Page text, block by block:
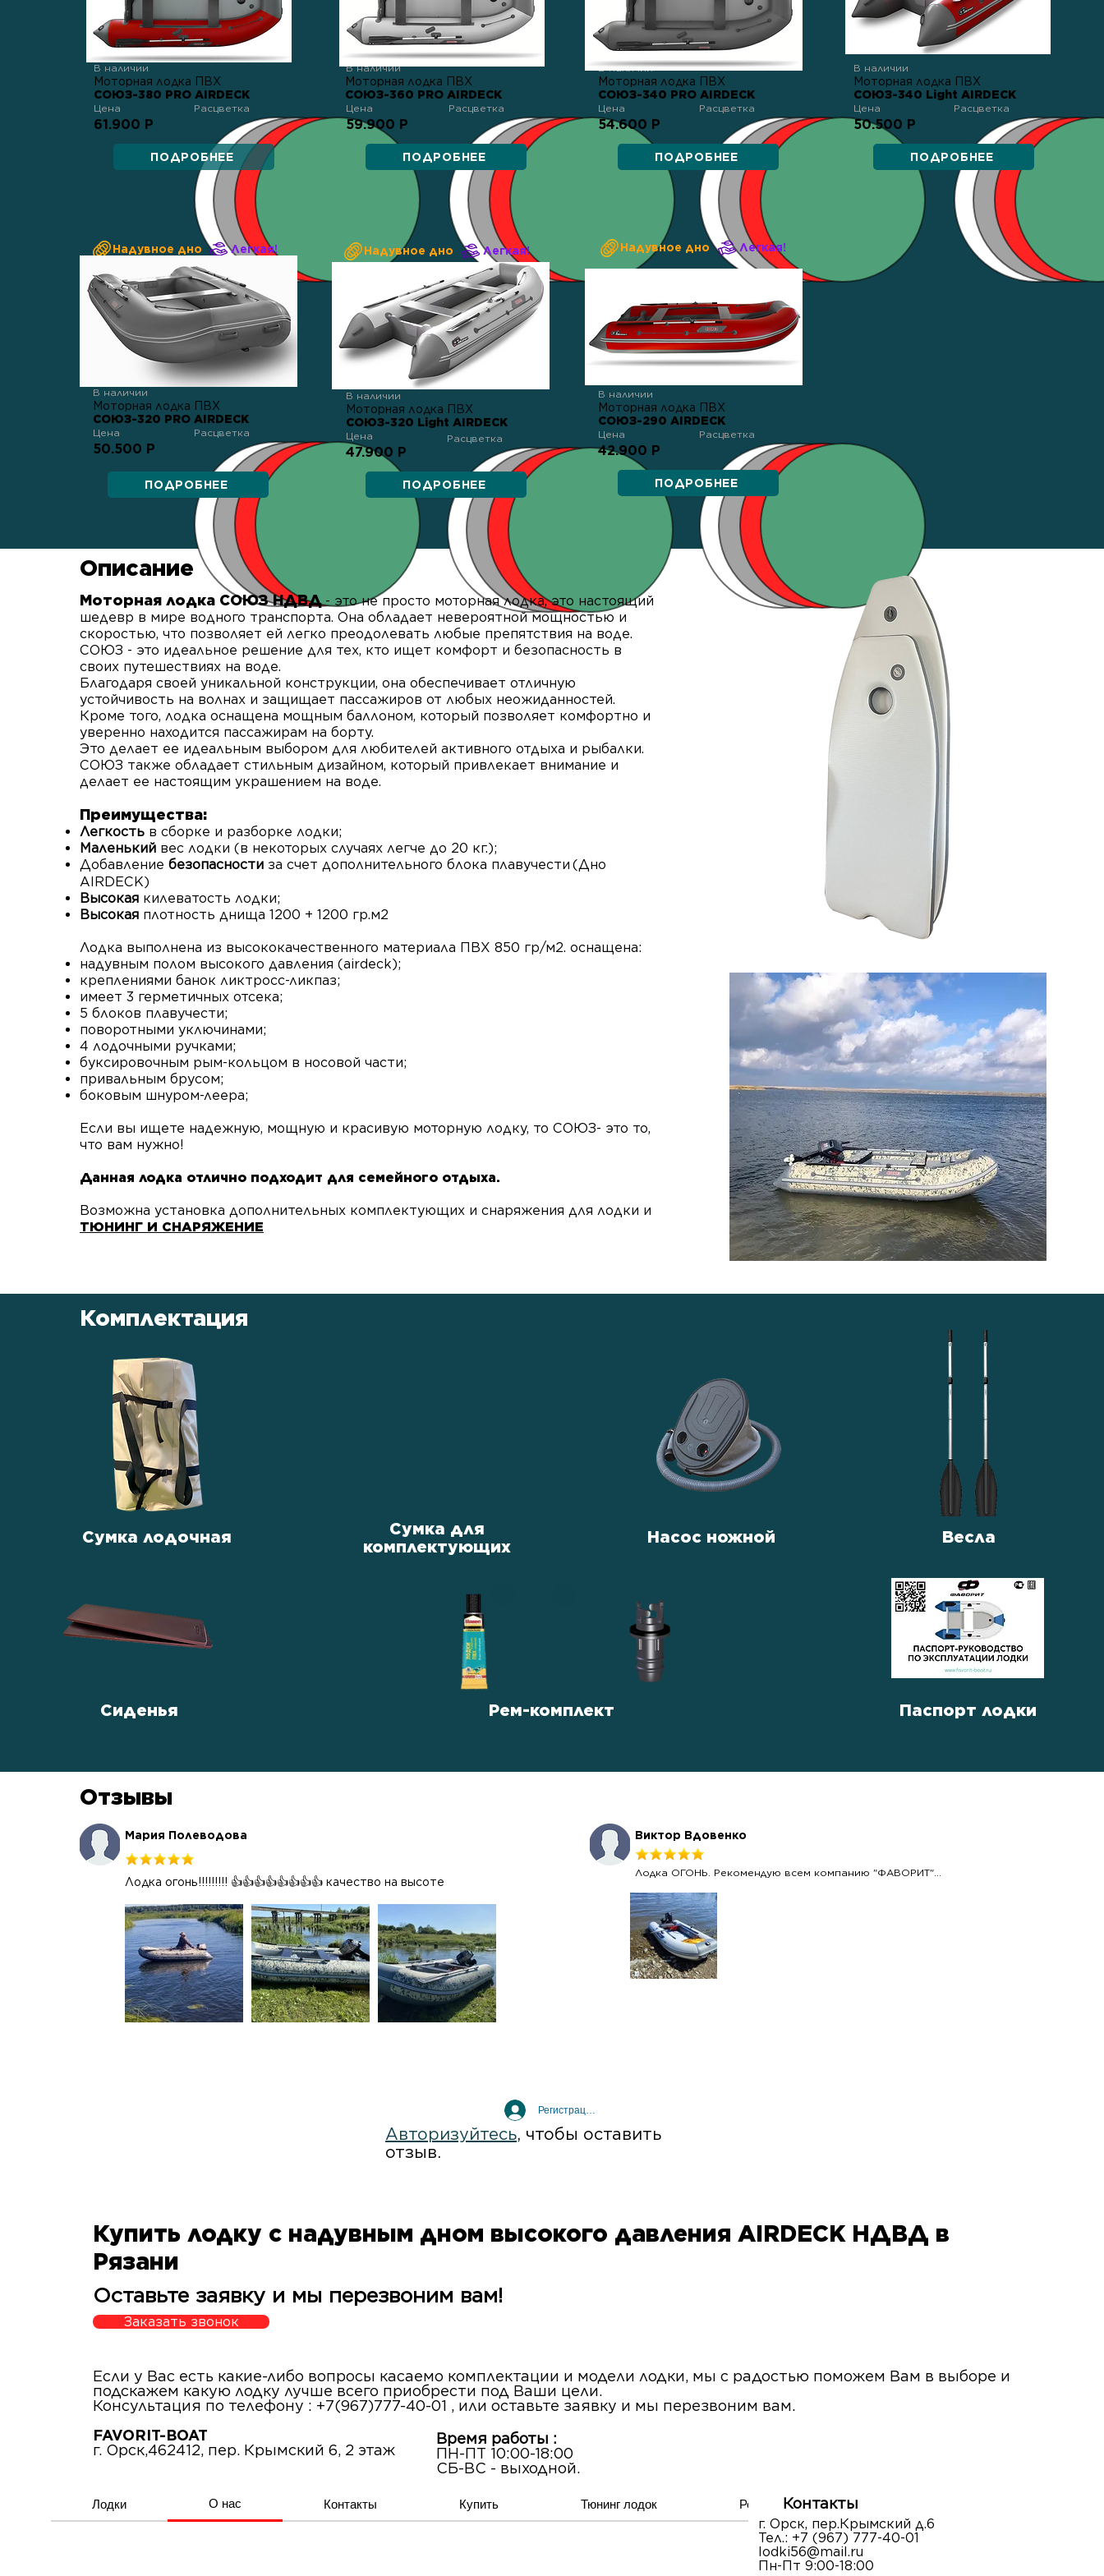
В наличии
Моторная лодка ПВХ
СОЮЗ-380 PRO AIRDECK
Цена Расцветка
61.900 Р
ПОДРОБНЕЕ
В наличии
Моторная лодка ПВХ
СОЮЗ-360 PRO AIRDECK
Цена Расцветка
59.900 Р
ПОДРОБНЕЕ
В наличии
Моторная лодка ПВХ
СОЮЗ-340 PRO AIRDECK
Цена Расцветка
54.600 Р
ПОДРОБНЕЕ
В наличии
Моторная лодка ПВХ
СОЮЗ-340 Light AIRDECK
Цена Расцветка
50.500 Р
ПОДРОБНЕЕ
В наличии
Моторная лодка ПВХ
СОЮЗ-320 PRO AIRDECK
Цена
50.500 Р
Легкая!
Надувное дно
Расцветка
ПОДРОБНЕЕ
В наличии
Моторная лодка ПВХ
СОЮЗ-320 Light AIRDECK
Цена
47.900 Р
Легкая!
Надувное дно
Расцветка
ПОДРОБНЕЕ
В наличии
Моторная лодка ПВХ
СОЮЗ-290 AIRDECK
Цена Расцветка
42.900 Р
Надувное дно Легкая!
ПОДРОБНЕЕ
Описание
Моторная лодка СОЮЗ НДВД - это не просто моторная лодка, это настоящий
шедевр в мире водного транспорта. Она обладает невероятной мощностью и
скоростью, что позволяет ей легко преодолевать любые препятствия на воде.
СОЮЗ - это идеальное решение для тех, кто ищет комфорт и безопасность в
своих путешествиях на воде.
Благодаря своей уникальной конструкции, она обеспечивает отличную
устойчивость на волнах и защищает пассажиров от любых неожиданностей.
Кроме того, лодка оснащена мощным баллоном, который позволяет комфортно и
уверенно находится пассажирам на борту.
Это делает ее идеальным выбором для любителей активного отдыха и рыбалки.
СОЮЗ также обладает стильным дизайном, который привлекает внимание и
делает ее настоящим украшением на воде.
Преимущества:
Легкость в сборке и разборке лодки;
Маленький вес лодки (в некоторых случаях легче до 20 кг.);
Добавление безопасности за счет дополнительного блока плавучести (Дно
AIRDECK)
Высокая килеватость лодки;
Высокая плотность днища 1200 + 1200 гр.м2
Лодка выполнена из высококачественного материала ПВХ 850 гр/м2. оснащена:
надувным полом высокого давления (airdeck);
креплениями банок ликтросс-ликпаз;
имеет 3 герметичных отсека;
5 блоков плавучести;
поворотными уключинами;
4 лодочными ручками;
буксировочным рым-кольцом в носовой части;
привальным брусом;
боковым шнуром-леера;
Если вы ищете надежную, мощную и красивую моторную лодку, то СОЮЗ- это то,
что вам нужно!
​Данная лодка отлично подходит для семейного отдыха.
Возможна установка дополнительных комплектующих и снаряжения для лодки и
ТЮНИНГ И СНАРЯЖЕНИЕ
Комплектация
Сумка лодочная
Сиденья
Сумка для
комплектующих
Насос ножной
Рем-комплект
Весла
Паспорт лодки
Отзывы
Мария Полеводова
Лодка огонь!!!!!!!!! 👍👍👍👍👍👍👍👍 качество на высоте
Виктор Вдовенко
Лодка ОГОНЬ. Рекомендую всем компанию "ФАВОРИТ"...
Регистрация / Вход
Авторизуйтесь, чтобы оставить
отзыв.
Купить лодку с надувным дном высокого давления AIRDECK НДВД в
Рязани
Оставьте заявку и мы перезвоним вам!
Заказать звонок
Если у Вас есть какие-либо вопросы касаемо комплектации и модели лодки, мы с радостью поможем Вам в выборе и
подскажем какую лодку лучше всего приобрести под Ваши цели.
Консультация по телефону : +7(967)777-40-01 , или оставьте заявку и мы перезвоним вам.
FAVORIT-BOAT
г. Орск,462412, пер. Крымский 6, 2 этаж
Время работы :
ПН-ПТ 10:00-18:00
СБ-ВС - выходной.
Лодки О нас Контакты Купить Тюнинг лодок Ремонт лодокКонтакты
г. Орск, пер.Крымский д.6
Тел.: +7 (967) 777-40-01
lodki56@mail.ru
Пн-Пт 9:00-18:00